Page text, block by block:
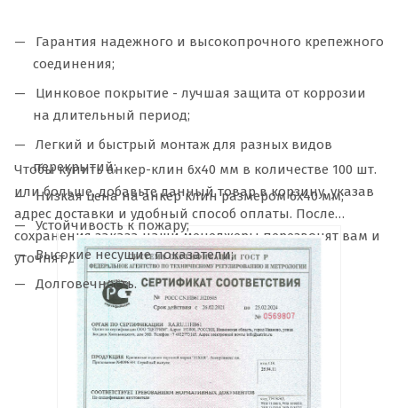
соединения;
на длительный период;
перекрытий;
Низкая цена на анкер клин размером 6х40 мм;
Устойчивость к пожару;
Высокие несущие показатели;
Долговечность.
Чтобы купить анкер-клин 6х40 мм в количестве 100 шт.
или больше, добавьте данный товар в корзину, указав
адрес доставки и удобный способ оплаты. После
сохранения заказа наши менеджеры перезвонят вам и
уточнят детали.